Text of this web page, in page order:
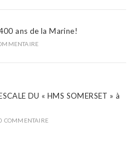
ans de la Marine!
DU « HMS SOMERSET » à
COMMENTAIRE